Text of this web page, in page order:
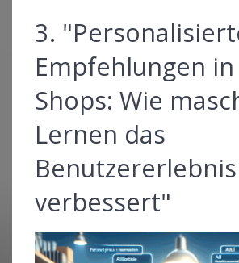
3.
Empfehlungen
Shops: Wie
Lernen das
Benutzererlebnis
verbessert"